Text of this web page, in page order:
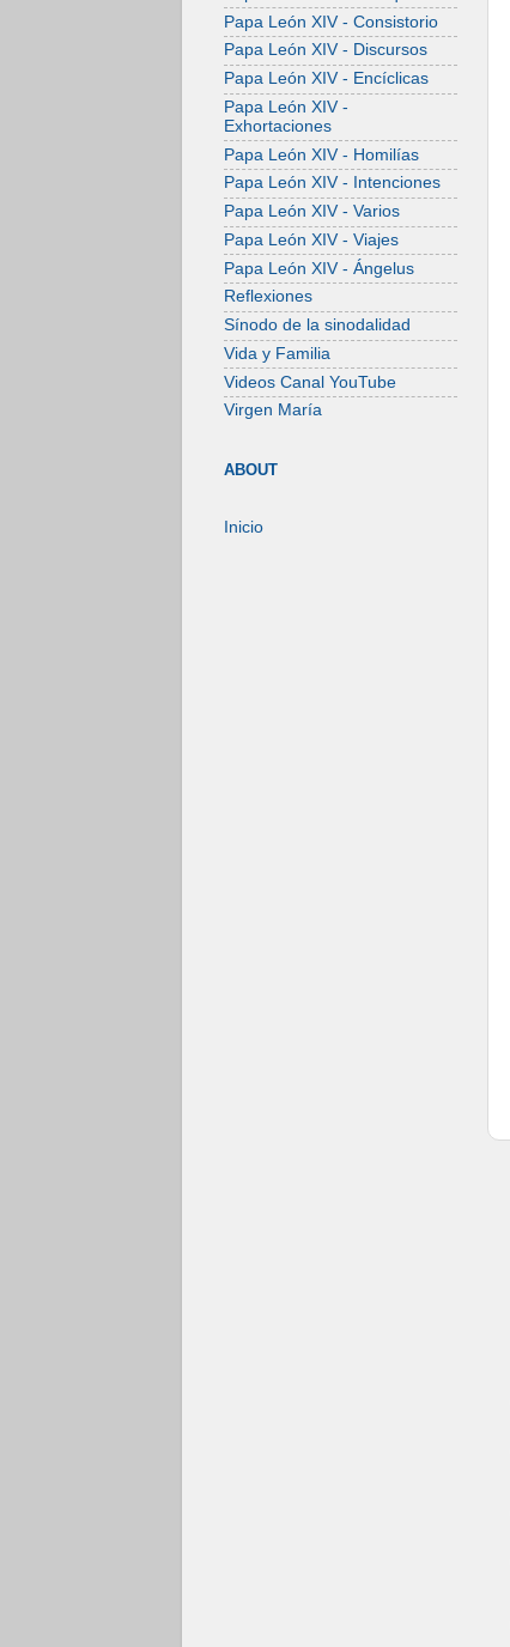
Papa León XIV - Consistorio
Papa León XIV - Discursos
Papa León XIV - Encíclicas
Papa León XIV -
Exhortaciones
Papa León XIV - Homilías
Papa León XIV - Intenciones
Papa León XIV - Varios
Papa León XIV - Viajes
Papa León XIV - Ángelus
Reflexiones
Sínodo de la sinodalidad
Vida y Familia
Videos Canal YouTube
Virgen María
ABOUT
Inicio